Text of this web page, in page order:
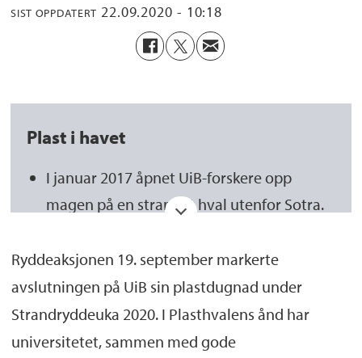
SIST OPPDATERT 22.09.2020 - 10:18
Plast i havet
I januar 2017 åpnet UiB-forskere opp
magen på en strandet hval utenfor Sotra.
at dyret derfor ikke fikk i seg næring. Den
ble raskt kjent som «Plasthvalen», vakte
stort engasjement og skapte overskrifter
verden over.
Ryddeaksjonen 19. september markerte
avslutningen på UiB sin plastdugnad under
Strandryddeuka 2020. I Plasthvalens ånd har
universitetet, sammen med gode